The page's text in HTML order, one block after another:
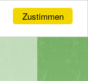
Zustimmen